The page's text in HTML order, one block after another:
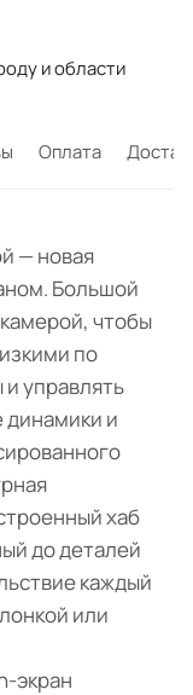
и области
Оплата
— новая
Большой
чтобы
по
управлять
и
хаб
до деталей
каждый
или
экран